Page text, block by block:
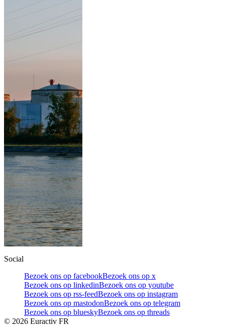
Social
Bezoek ons op facebookBezoek ons op x
Bezoek ons op linkedinBezoek ons op youtube
Bezoek ons op rss-feedBezoek ons op instagram
Bezoek ons op mastodonBezoek ons op telegram
Bezoek ons op blueskyBezoek ons op threads
© 2026 Euractiv FR